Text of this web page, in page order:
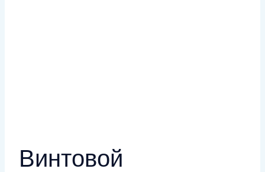
Винтовой